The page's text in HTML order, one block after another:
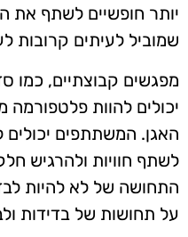
יותר חופשיים לשתף את
שמוביל לעיתים קרובות
מפגשים קבוצתיים, כמו
יכולים להוות פלטפורמה
האגן. המשתתפים
לשתף חוויות ולהרגיש
התחושה של לא להיות
על תחושות של בדידות